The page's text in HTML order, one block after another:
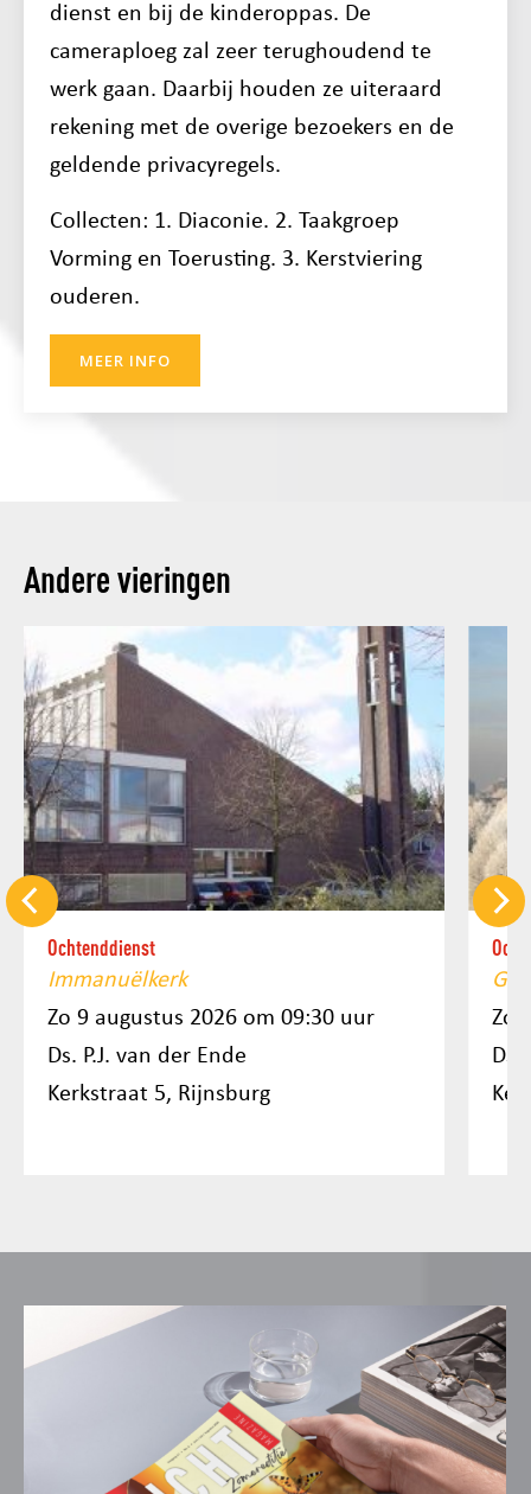
dienst en bij de kinderoppas. De
cameraploeg zal zeer terughoudend te
werk gaan. Daarbij houden ze uiteraard
rekening met de overige bezoekers en de
geldende privacyregels.
Collecten: 1. Diaconie. 2. Taakgroep
Vorming en Toerusting. 3. Kerstviering
ouderen.
MEER INFO
Andere vieringen
Ochtenddienst
Immanuëlkerk
Zo 9 augustus 2026 om 09:30 uur
Ds. P.J. van der Ende
Kerkstraat 5, Rijnsburg
Zo
Ds.